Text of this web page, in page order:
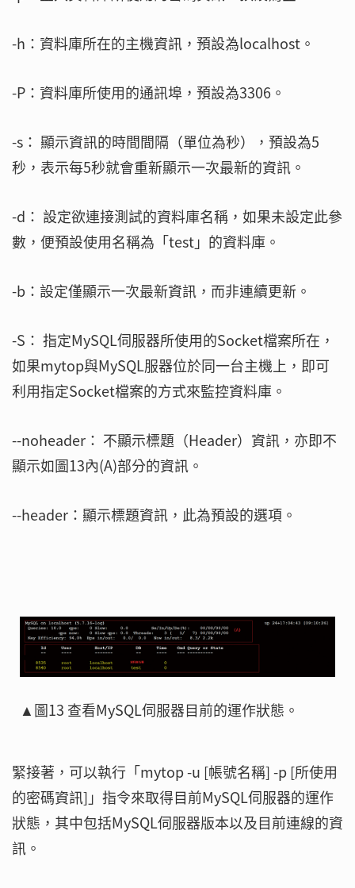
-h：資料庫所在的主機資訊，預設為localhost。
-P：資料庫所使用的通訊埠，預設為3306。
-s： 顯示資訊的時間間隔（單位為秒），預設為5
秒，表示每5秒就會重新顯示一次最新的資訊。
-d： 設定欲連接測試的資料庫名稱，如果未設定此參
數，便預設使用名稱為「test」的資料庫。
-b：設定僅顯示一次最新資訊，而非連續更新。
-S： 指定MySQL伺服器所使用的Socket檔案所在，
如果mytop與MySQL服器位於同一台主機上，即可
利用指定Socket檔案的方式來監控資料庫。
--noheader： 不顯示標題（Header）資訊，亦即不
顯示如圖13內(A)部分的資訊。
--header：顯示標題資訊，此為預設的選項。
▲圖13 查看MySQL伺服器目前的運作狀態。
緊接著，可以執行「mytop -u [帳號名稱] -p [所使用
的密碼資訊]」指令來取得目前MySQL伺服器的運作
狀態，其中包括MySQL伺服器版本以及目前連線的資
訊。